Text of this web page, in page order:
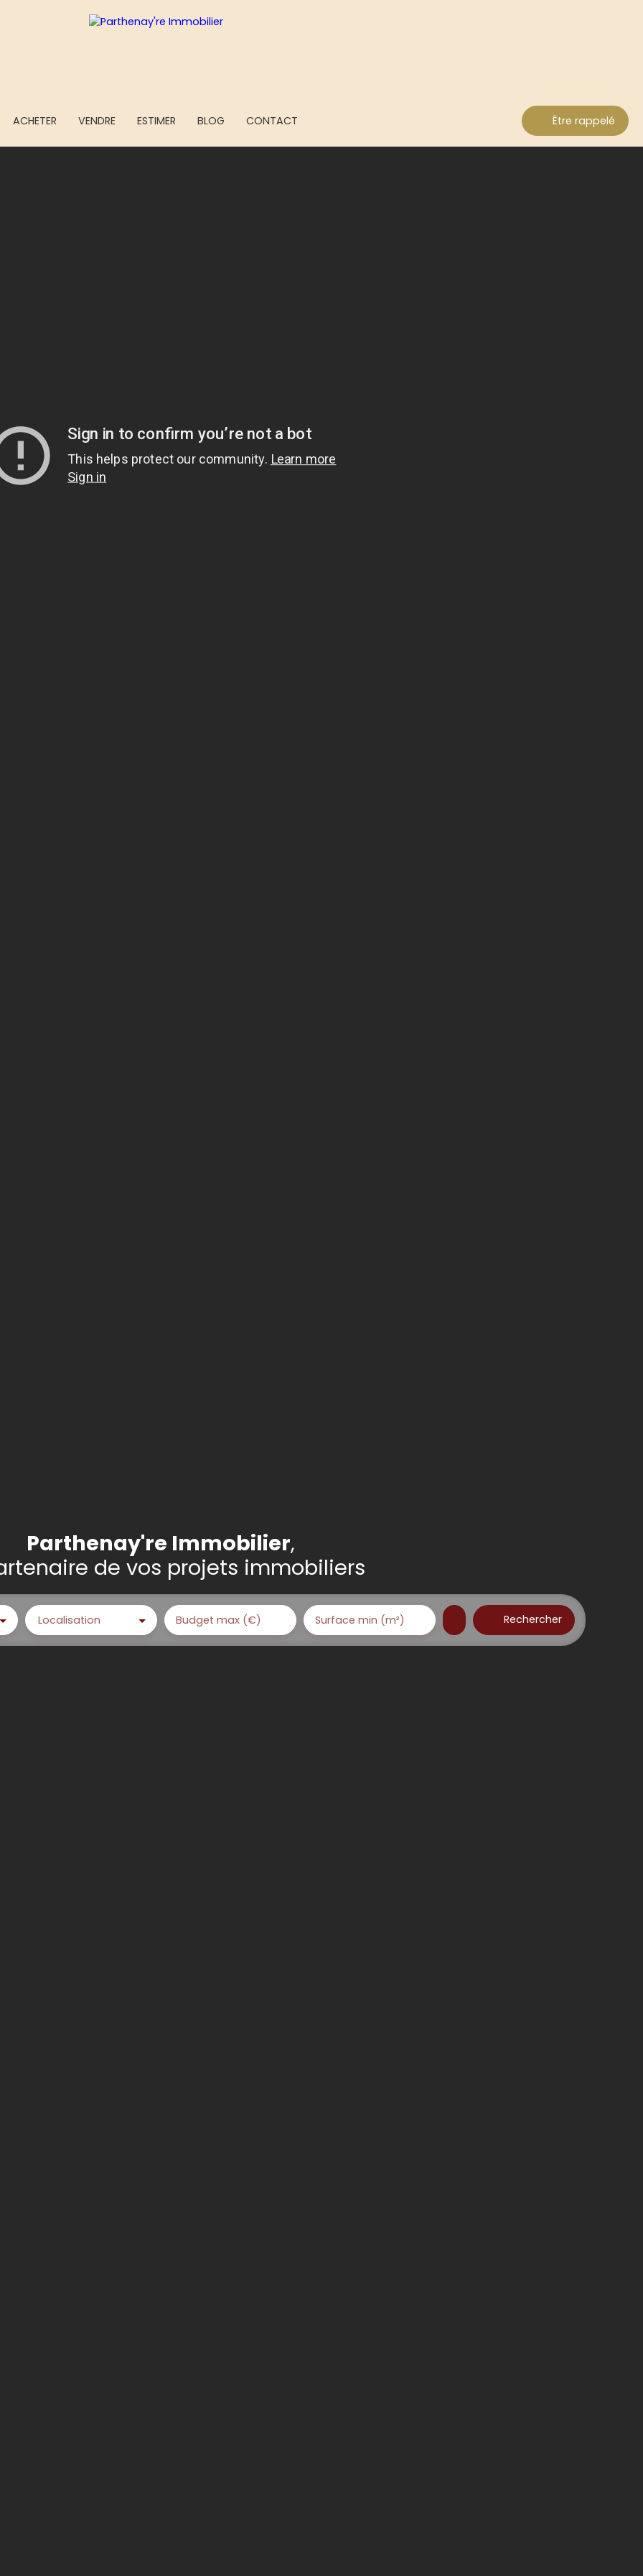
ACHETER VENDRE ESTIMER BLOG CONTACT Être rappelé
Parthenay're Immobilier,
de vos projets immobiliers
Localisation Budget max (€) Surface min (m²) Rechercher